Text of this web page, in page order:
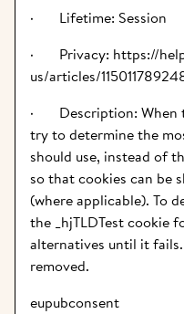
·       Lifetime: Session
·       Privacy: https://
us/articles/
·       Description:
try to determine the
should use, instead of
so that cookies can be
(where applicable). To
the _hjTLDTest cookie
alternatives until it
removed.
eupubconsent